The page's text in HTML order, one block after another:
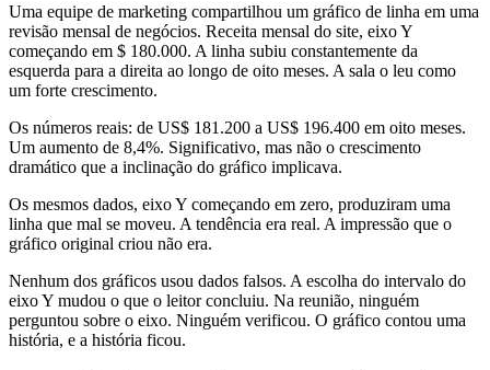
Uma equipe de marketing compartilhou um gráfico de linha em uma
revisão mensal de negócios. Receita mensal do site, eixo Y
começando em $ 180.000. A linha subiu constantemente da
esquerda para a direita ao longo de oito meses. A sala o leu como
um forte crescimento.
Os números reais: de US$ 181.200 a US$ 196.400 em oito meses.
Um aumento de 8,4%. Significativo, mas não o crescimento
dramático que a inclinação do gráfico implicava.
Os mesmos dados, eixo Y começando em zero, produziram uma
linha que mal se moveu. A tendência era real. A impressão que o
gráfico original criou não era.
Nenhum dos gráficos usou dados falsos. A escolha do intervalo do
eixo Y mudou o que o leitor concluiu. Na reunião, ninguém
perguntou sobre o eixo. Ninguém verificou. O gráfico contou uma
história, e a história ficou.